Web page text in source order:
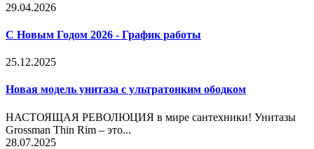
29.04.2026
С Новым Годом 2026 - График работы
25.12.2025
Новая модель унитаза с ультратонким ободком
НАСТОЯЩАЯ РЕВОЛЮЦИЯ в мире сантехники! Унитазы
Grossman Thin Rim – это...
28.07.2025